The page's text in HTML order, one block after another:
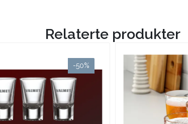
Relaterte produkter
-50%